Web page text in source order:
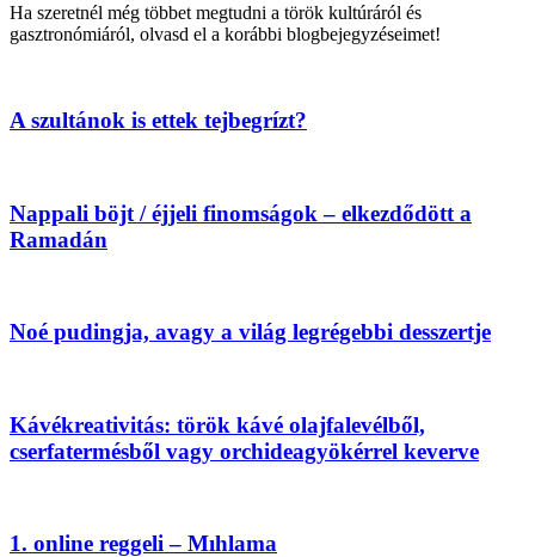
Ha szeretnél még többet megtudni a török kultúráról és
gasztronómiáról, olvasd el a korábbi blogbejegyzéseimet!
A szultánok is ettek tejbegrízt?
Nappali böjt / éjjeli finomságok – elkezdődött a
Ramadán
Noé pudingja, avagy a világ legrégebbi desszertje
Kávékreativitás: török kávé olajfalevélből,
cserfatermésből vagy orchideagyökérrel keverve
1. online reggeli – Mıhlama